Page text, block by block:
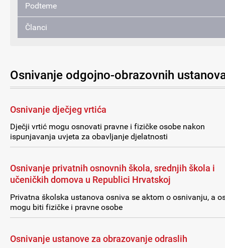
Podteme
Članci
Osnivanje odgojno-obrazovnih
Osnivanje dječjeg vrtića
Dječji vrtić mogu osnovati pravne i fizičke osobe nakon
ispunjavanja uvjeta za obavljanje djelatnosti
Osnivanje privatnih osnovnih škola, srednjih škola i
učeničkih domova u Republici Hrvatskoj
Privatna školska ustanova osniva se aktom o osnivanju, a
mogu biti fizičke i pravne osobe
Osnivanje ustanove za obrazovanje odraslih